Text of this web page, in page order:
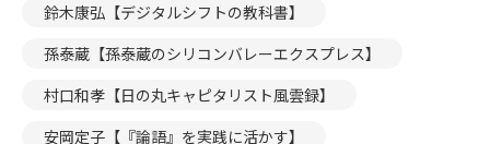
鈴木康弘【デジタルシフトの教科書】
孫泰蔵【孫泰蔵のシリコンバレーエクスプレス】
村口和孝【日の丸キャピタリスト風雲録】
安岡定子【『論語』を実践に活かす】